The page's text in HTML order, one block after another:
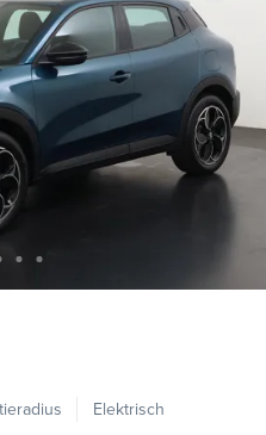
Elektrisch